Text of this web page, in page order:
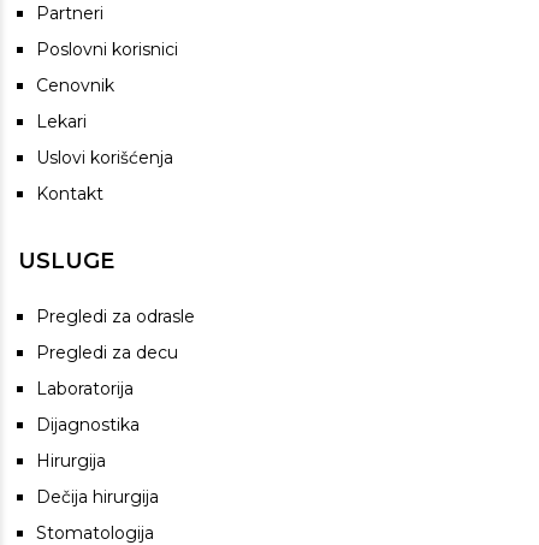
Partneri
Poslovni korisnici
Cenovnik
Lekari
Uslovi korišćenja
Kontakt
USLUGE
Pregledi za odrasle
Pregledi za decu
Laboratorija
Dijagnostika
Hirurgija
Dečija hirurgija
Stomatologija